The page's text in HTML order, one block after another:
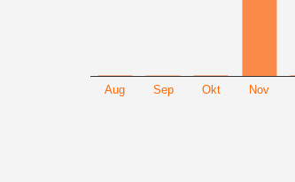
Aug Sep Okt Nov